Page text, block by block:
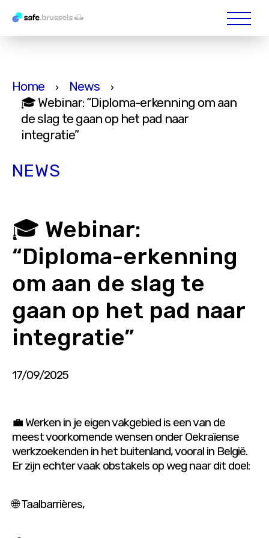
Home › News ›
🎓 Webinar: “Diploma-erkenning om aan
de slag te gaan op het pad naar
integratie”
NEWS
🎓 Webinar:
“Diploma-erkenning
om aan de slag te
gaan op het pad naar
integratie”
17/09/2025
💼 Werken in je eigen vakgebied is een van de
meest voorkomende wensen onder Oekraïense
werkzoekenden in het buitenland, vooral in België.
Er zijn echter vaak obstakels op weg naar dit doel:
🌐 Taalbarrières,